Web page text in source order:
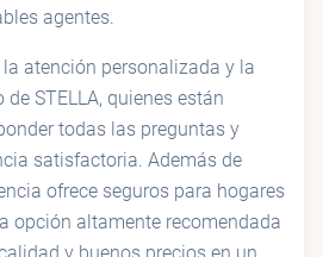
agentes.
atención personalizada y la
STELLA, quienes están
todas las preguntas y
satisfactoria. Además de
ofrece seguros para hogares
opción altamente recomendada